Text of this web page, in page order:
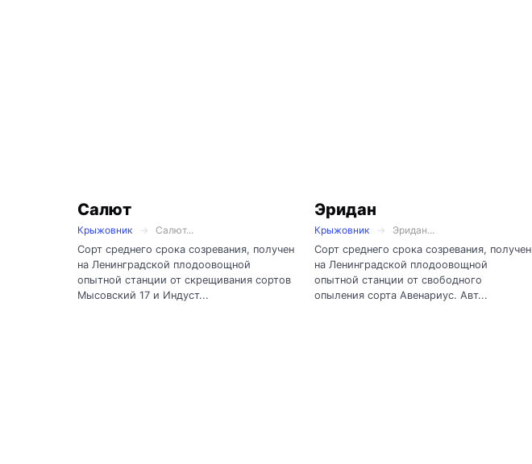
Салют
Крыжовник
Салют...
Сорт среднего срока созревания, получен
на Ленинградской плодоовощной
опытной станции от скрещивания сортов
Мысовский 17 и Индуст...
Эридан
Крыжовник
Эридан...
Сорт среднего срока созревания, получен
на Ленинградской плодоовощной
опытной станции от свободного
опыления сорта Авенариус. Авт...